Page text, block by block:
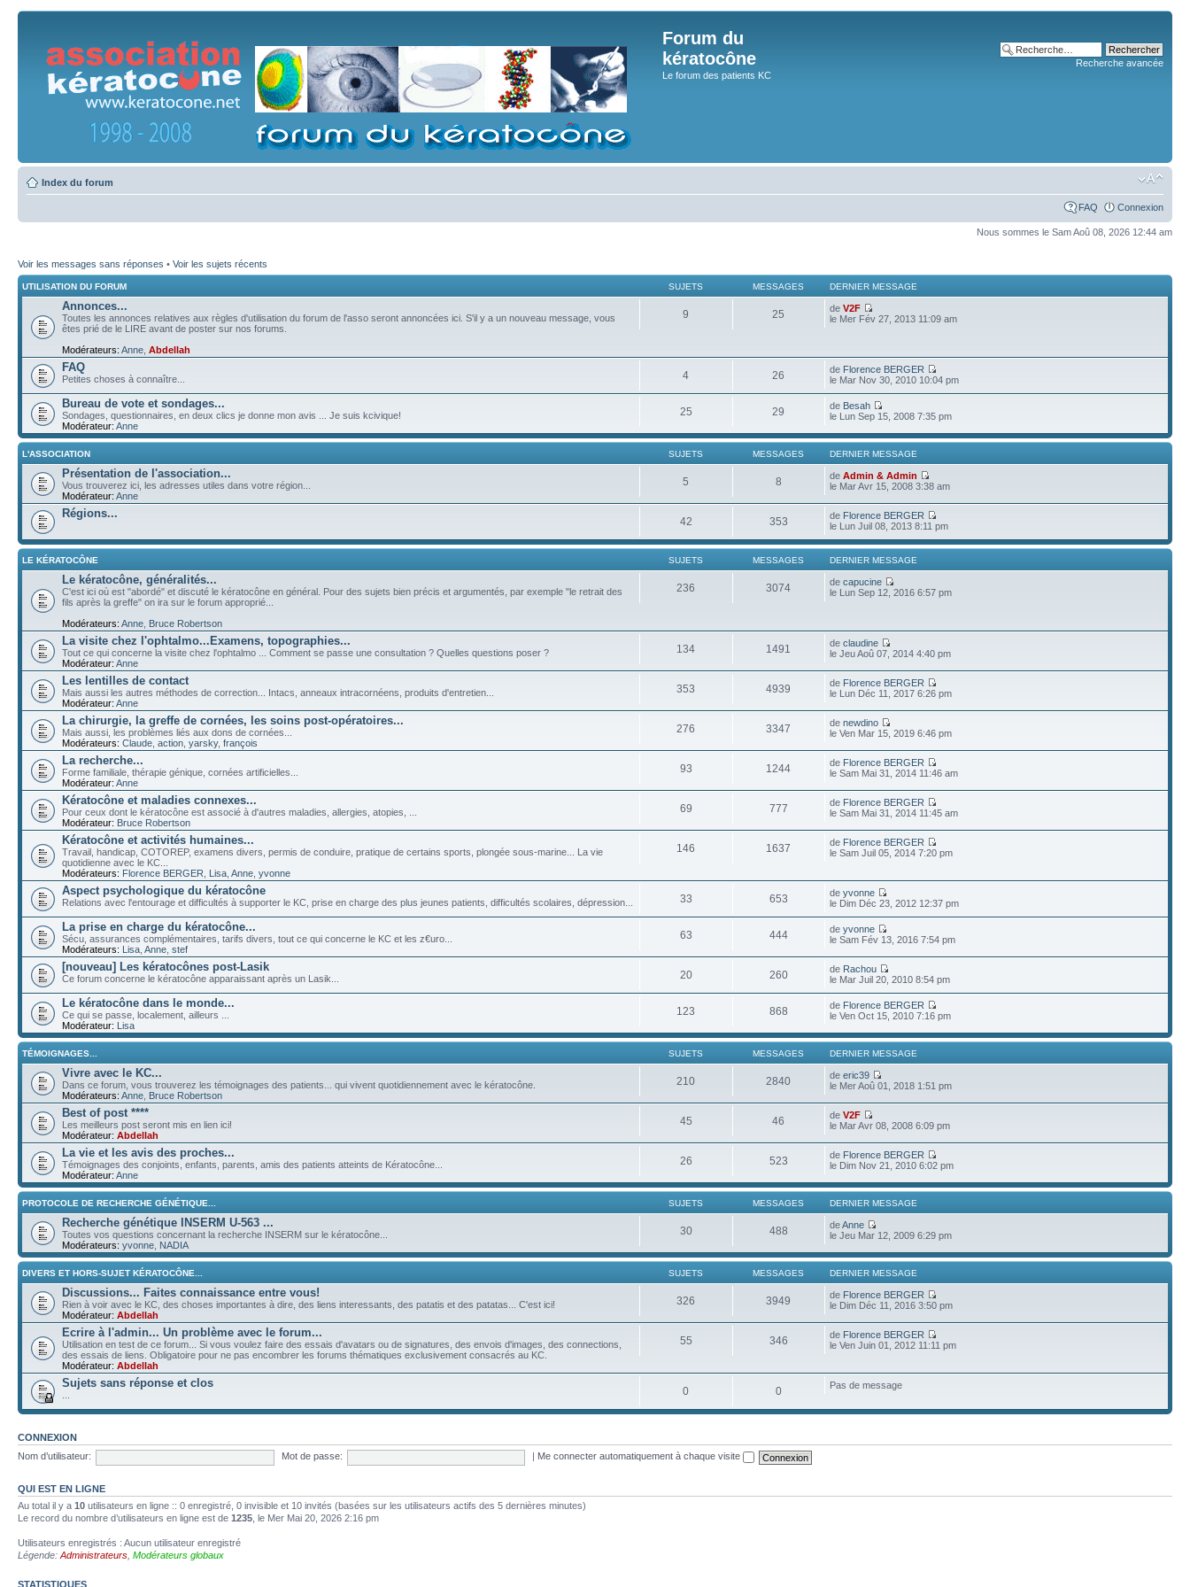
Forum du
kératocône
Le forum des patients KC
Recherche avancée
Index du forum
FAQ Connexion
Nous sommes le Sam Aoû 08, 2026 12:44 am
Voir les messages sans réponses • Voir les sujets récents
UTILISATION DU FORUM SUJETS MESSAGES DERNIER MESSAGE
Annonces...
Toutes les annonces relatives aux règles d'utilisation du forum de l'asso seront annoncées ici. S'il y a un nouveau message, vous
êtes prié de le LIRE avant de poster sur nos forums.
Modérateurs: Anne Abdellah
9 25 deV2F
le Mer Fév 27, 2013 11:09 am
FAQ
Petites choses à connaître... 4 26 de Florence BERGER
le Mar Nov 30, 2010 10:04 pm
Bureau de vote et sondages...
Sondages, questionnaires, en deux clics je donne mon avis ... Je suis kcivique!
Modérateur: Anne
25 29 de Besah
le Lun Sep 15, 2008 7:35 pm
L'ASSOCIATION SUJETS MESSAGES DERNIER MESSAGE
Présentation de l'association...
Vous trouverez ici, les adresses utiles dans votre région...
Modérateur: Anne
5 8 deAdmin & Admin
le Mar Avr 15, 2008 3:38 am
Régions...
42 353 de Florence BERGER
le Lun Juil 08, 2013 8:11 pm
LE KÉRATOCÔNE SUJETS MESSAGES DERNIER MESSAGE
Le kératocône, généralités...
C'est ici où est "abordé" et discuté le kératocône en général. Pour des sujets bien précis et argumentés, par exemple "le retrait des
fils après la greffe" on ira sur le forum approprié...
Modérateurs: Anne Bruce Robertson
236 3074 decapucine
le Lun Sep 12, 2016 6:57 pm
La visite chez l'ophtalmo...Examens, topographies...
Tout ce qui concerne la visite chez l'ophtalmo ... Comment se passe une consultation ? Quelles questions poser ?
Modérateur: Anne
134 1491 declaudine
le Jeu Aoû 07, 2014 4:40 pm
Les lentilles de contact
Mais aussi les autres méthodes de correction... Intacs, anneaux intracornéens, produits d'entretien...
Modérateur: Anne
353 4939 de Florence BERGER
le Lun Déc 11, 2017 6:26 pm
La chirurgie, la greffe de cornées, les soins post-opératoires...
Mais aussi, les problèmes liés aux dons de cornées...
Modérateurs: Claude action yarsky, françois
276 3347 denewdino
le Ven Mar 15, 2019 6:46 pm
La recherche...
Forme familiale, thérapie génique, cornées artificielles...
Modérateur: Anne
93 1244 de Florence BERGER
le Sam Mai 31, 2014 11:46 am
Kératocône et maladies connexes...
Pour ceux dont le kératocône est associé à d'autres maladies, allergies, atopies, ...
Modérateur: Bruce Robertson
69 777 de Florence BERGER
le Sam Mai 31, 2014 11:45 am
Kératocône et activités humaines...
Travail, handicap, COTOREP, examens divers, permis de conduire, pratique de certains sports, plongée sous-marine... La vie
quotidienne avec le KC...
Modérateurs: Florence BERGER Lisa Anne yvonne
146 1637 de Florence BERGER
le Sam Juil 05, 2014 7:20 pm
Aspect psychologique du kératocône
Relations avec l'entourage et difficultés à supporter le KC, prise en charge des plus jeunes patients, difficultés scolaires, dépression... 33 653 deyvonne
le Dim Déc 23, 2012 12:37 pm
La prise en charge du kératocône...
Sécu, assurances complémentaires, tarifs divers, tout ce qui concerne le KC et les z€uro...
Modérateurs: Lisa Anne stef
63 444 deyvonne
le Sam Fév 13, 2016 7:54 pm
[nouveau] Les kératocônes post-Lasik
Ce forum concerne le kératocône apparaissant après un Lasik... 20 260 de Rachou
le Mar Juil 20, 2010 8:54 pm
Le kératocône dans le monde...
Ce qui se passe, localement, ailleurs ...
Modérateur: Lisa
123 868 de Florence BERGER
le Ven Oct 15, 2010 7:16 pm
TÉMOIGNAGES... SUJETS MESSAGES DERNIER MESSAGE
Vivre avec le KC...
Dans ce forum, vous trouverez les témoignages des patients... qui vivent quotidiennement avec le kératocône.
Modérateurs: Anne Bruce Robertson
210 2840 deeric39
le Mer Aoû 01, 2018 1:51 pm
Best of post ****
Les meilleurs post seront mis en lien ici!
Modérateur: Abdellah
45 46 deV2F
le Mar Avr 08, 2008 6:09 pm
La vie et les avis des proches...
Témoignages des conjoints, enfants, parents, amis des patients atteints de Kératocône...
Modérateur: Anne
26 523 de Florence BERGER
le Dim Nov 21, 2010 6:02 pm
PROTOCOLE DE RECHERCHE GÉNÉTIQUE... SUJETS MESSAGES DERNIER MESSAGE
Recherche génétique INSERM U-563 ...
Toutes vos questions concernant la recherche INSERM sur le kératocône...
Modérateurs: yvonne NADIA
30 488 deAnne
le Jeu Mar 12, 2009 6:29 pm
DIVERS ET HORS-SUJET KÉRATOCÔNE... SUJETS MESSAGES DERNIER MESSAGE
Discussions... Faites connaissance entre vous!
Rien à voir avec le KC, des choses importantes à dire, des liens interessants, des patatis et des patatas... C'est ici!
Modérateur: Abdellah
326 3949 de Florence BERGER
le Dim Déc 11, 2016 3:50 pm
Ecrire à l'admin... Un problème avec le forum...
Utilisation en test de ce forum... Si vous voulez faire des essais d'avatars ou de signatures, des envois d'images, des connections,
des essais de liens. Obligatoire pour ne pas encombrer les forums thématiques exclusivement consacrés au KC.
Modérateur: Abdellah
55 346 de Florence BERGER
le Ven Juin 01, 2012 11:11 pm
Sujets sans réponse et clos
0 0 Pas de message
CONNEXION
Nom d’utilisateur:
Mot de passe: Me connecter automatiquement à chaque visite
QUI EST EN LIGNE
Au total il y a 10 utilisateurs en ligne :: 0 enregistré, 0 invisible et 10 invités (basées sur les utilisateurs actifs des 5 dernières minutes)
Le record du nombre d’utilisateurs en ligne est de 1235 , le Mer Mai 20, 2026 2:16 pm
Utilisateurs enregistrés : Aucun utilisateur enregistré
Légende: Administrateurs Modérateurs globaux
STATISTIQUES